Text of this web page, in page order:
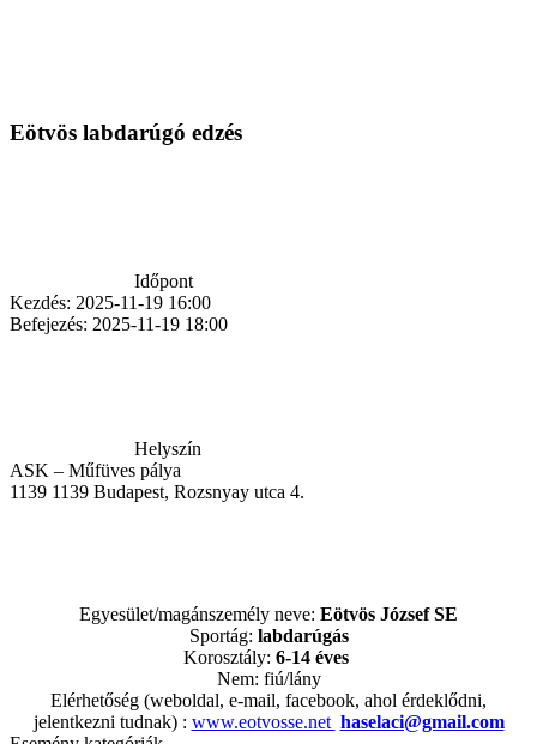
Eötvös labdarúgó edzés
Időpont
Kezdés: 2025-11-19 16:00
Befejezés: 2025-11-19 18:00
Helyszín
ASK – Műfüves pálya
1139 1139 Budapest, Rozsnyay utca 4.
Egyesület/magánszemély neve: Eötvös József SE
Sportág: labdarúgás
Korosztály: 6-14 éves
Nem: fiú/lány
Elérhetőség (weboldal, e-mail, facebook, ahol érdeklődni,
jelentkezni tudnak) : www.eotvosse.net haselaci@gmail.com